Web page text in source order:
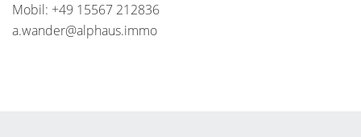
Mobil: +49 15567 212836
a.wander@alphaus.immo